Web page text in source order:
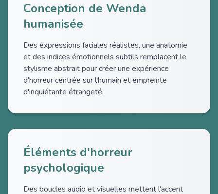
Conception de Wenda
humanisée
Des expressions faciales réalistes, une anatomie
et des indices émotionnels subtils remplacent le
stylisme abstrait pour créer une expérience
d'horreur centrée sur l'humain et empreinte
d'inquiétante étrangeté.
Éléments d'horreur
psychologique
Des boucles audio et visuelles mettent l'accent